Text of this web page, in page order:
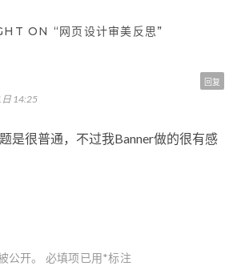
ON “网页设计审美反思”
14:25
是很普通，不过我Banner做的很有感
回复
公开。 必填项已用*标注